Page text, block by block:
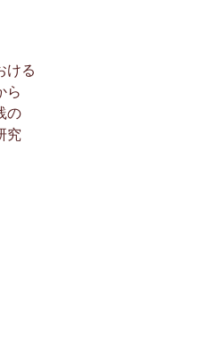
ける
ら
の
究